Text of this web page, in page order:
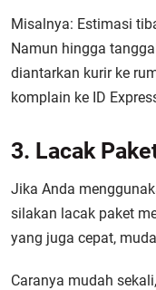
Misalnya: Estimasi
Namun hingga
diantarkan kurir ke
komplain ke ID
3. Lacak
Jika Anda
silakan lacak paket
yang juga cepat,
Caranya mudah